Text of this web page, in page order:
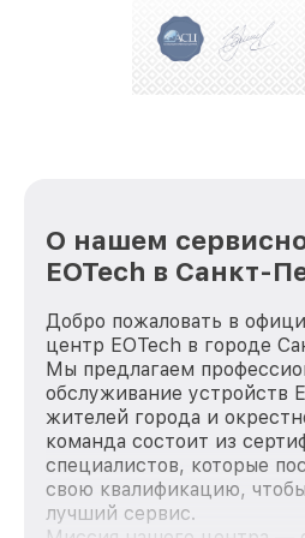
За годы своей деятельности
положительные отзывы и
стараемся каждый день
О нашем
EOTech в Санкт-
Добро пожаловать в
центр EOTech в городе
Мы предлагаем
обслуживание устройств
жителей города и
команда состоит из
специалистов, которые
свою квалификацию,
лучший сервис.